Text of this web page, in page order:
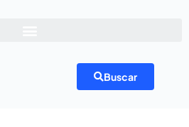
Buscar